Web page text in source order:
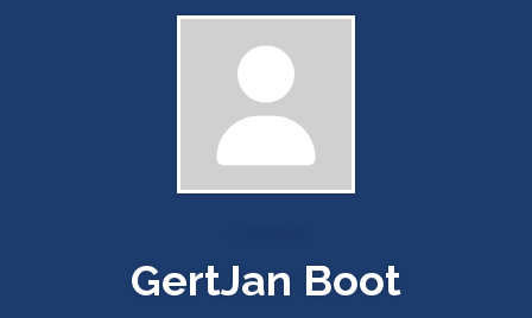
GertJan Boot